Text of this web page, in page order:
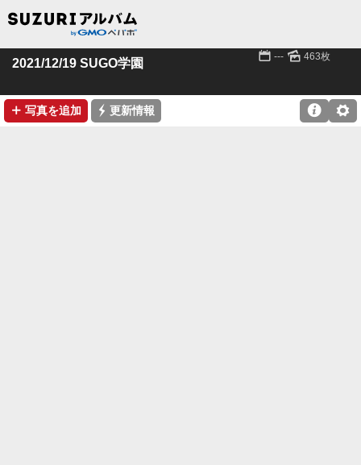
2021/12/19 SUGO学園 📅 --- 🌄 463枚
➕ 写真を追加 ⚡ 更新情報 ⚙
